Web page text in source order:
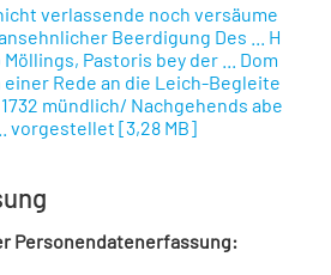
verlassende noch versäume
Beerdigung Des ... H
Pastoris bey der ... Dom
Rede an die Leich-Begleite
mündlich/ Nachgehends abe
vorgestellet [3,28 MB]
Personendatenerfassung: